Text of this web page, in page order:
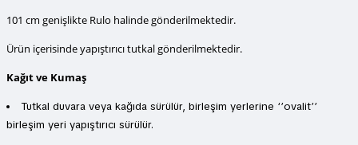
101 cm genişlikte Rulo halinde gönderilmektedir.
Ürün içerisinde yapıştırıcı tutkal gönderilmektedir.
Kağıt ve Kumaş
Tutkal duvara veya kağıda sürülür, birleşim yerlerine ‘’ovalit’’
birleşim yeri yapıştırıcı sürülür.